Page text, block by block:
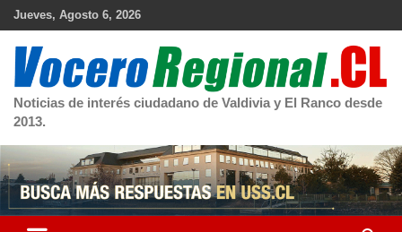
Skip
Jueves, Agosto 6, 2026
Noticias de interés ciudadano de Valdivia y El Ranco desde
2013.